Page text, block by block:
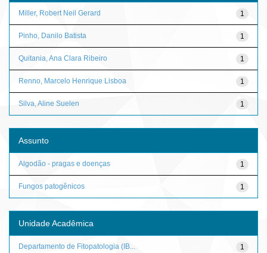
1
Miller, Robert Neil Gerard
1
Pinho, Danilo Batista
1
Quitania, Ana Clara Ribeiro
1
Renno, Marcelo Henrique Lisboa
1
Silva, Aline Suelen
Assunto
1
Algodão - pragas e doenças
1
Fungos patogênicos
Unidade Acadêmica
1
Departamento de Fitopatologia (IB...